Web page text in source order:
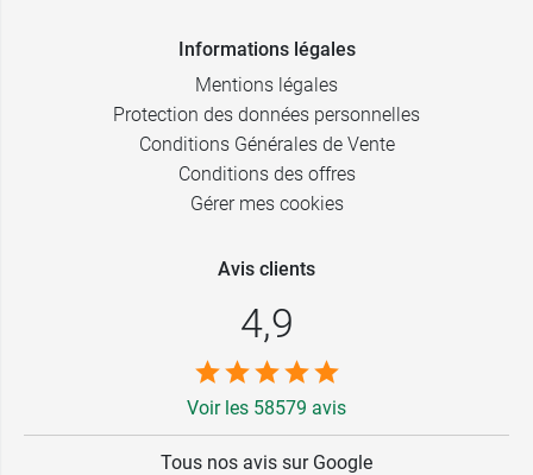
Informations légales
Mentions légales
Protection des données personnelles
Conditions Générales de Vente
Conditions des offres
Gérer mes cookies
Avis clients
4,9
Voir les 58579 avis
Tous nos avis sur Google